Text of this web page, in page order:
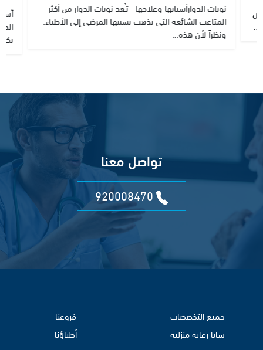
نوبات الدوارأسبابها وعلاجها تـُعد نوبات الدوار من أكثر
المتاعب الشائعة التي يذهب بسببها المرضى إلى الأطباء.
ونظراً لأن هذه…
تواصل معنا
جميع التخصصات
سابا رعاية منزلية
فروعنا
أطباؤنا